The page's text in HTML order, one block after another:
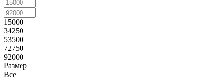
15000
34250
53500
72750
92000
Размер
Все